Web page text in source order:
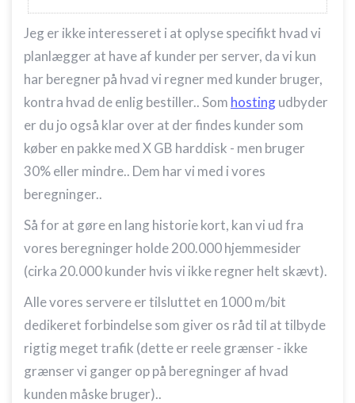
Jeg er ikke interesseret i at oplyse specifikt hvad vi
planlægger at have af kunder per server, da vi kun
har beregner på hvad vi regner med kunder bruger,
kontra hvad de enlig bestiller.. Som hostingudbyder
er du jo også klar over at der findes kunder som
køber en pakke med X GB harddisk - men bruger
30% eller mindre.. Dem har vi med i vores
beregninger..
Så for at gøre en lang historie kort, kan vi ud fra
vores beregninger holde 200.000 hjemmesider
(cirka 20.000 kunder hvis vi ikke regner helt skævt).
Alle vores servere er tilsluttet en 1000 m/bit
dedikeret forbindelse som giver os råd til at tilbyde
rigtig meget trafik (dette er reele grænser - ikke
grænser vi ganger op på beregninger af hvad
kunden måske bruger)..